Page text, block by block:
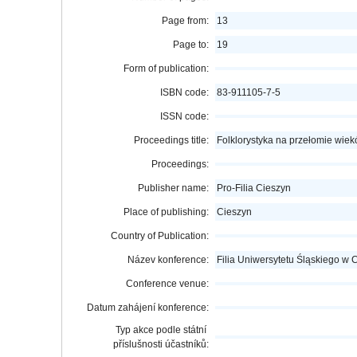
Page from: 13
Page to: 19
Form of publication:
ISBN code: 83-911105-7-5
ISSN code:
Proceedings title: Folklorystyka na przełomie
Proceedings:
Publisher name: Pro-Filia Cieszyn
Place of publishing: Cieszyn
Country of Publication:
Název konference: Filia Uniwersytetu Śląskiego w
Conference venue:
Datum zahájení konference:
Typ akce podle státní
příslušnosti účastníků: